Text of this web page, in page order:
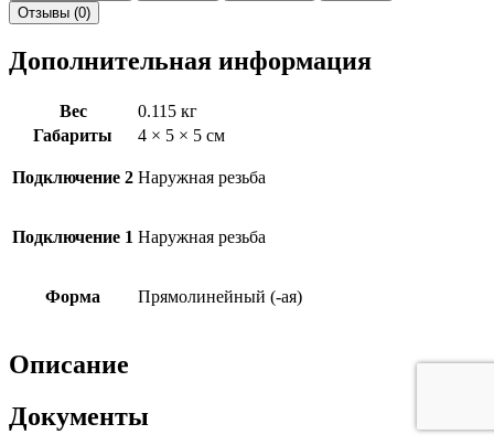
Отзывы (0)
Дополнительная информация
Вес
0.115 кг
Габариты
4 × 5 × 5 см
Подключение 2 Наружная резьба
Подключение 1 Наружная резьба
Форма Прямолинейный (-ая)
Описание
Документы